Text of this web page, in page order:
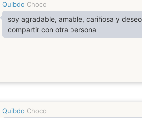
Quibdo Choco
soy agradable, amable, cariñosa y deseo
compartir con otra persona
Quibdo Choco